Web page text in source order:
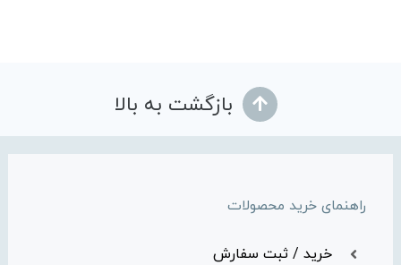
بازگشت به بالا
راهنمای خرید محصولات
خرید / ثبت سفارش